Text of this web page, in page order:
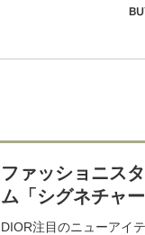
ファッショニス
ム「シグネチャー
DIOR注目のニューアイ